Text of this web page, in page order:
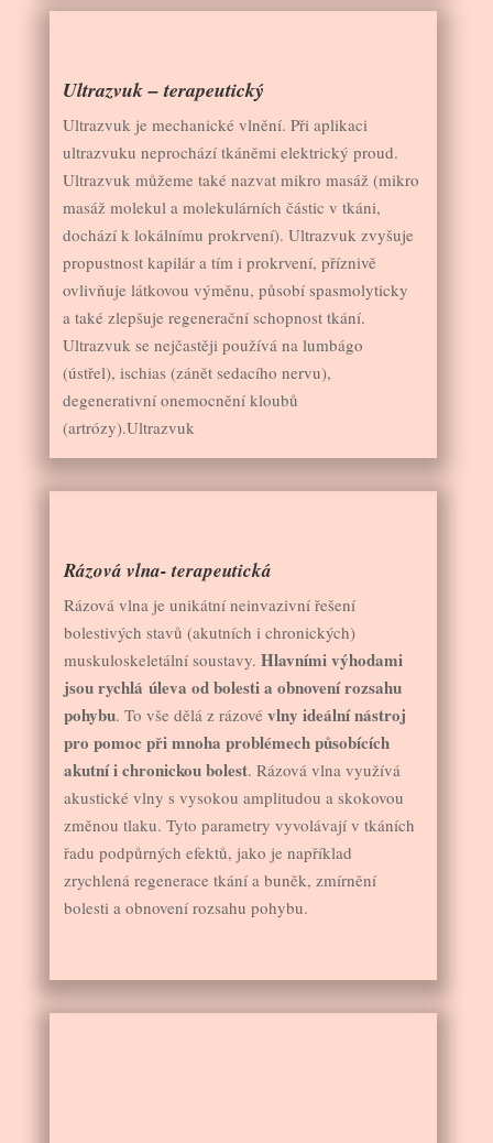
Ultrazvuk – terapeutický
Ultrazvuk je mechanické vlnění. Při aplikaci
ultrazvuku neprochází tkáněmi elektrický proud.
Ultrazvuk můžeme také nazvat mikro masáž (mikro
masáž molekul a molekulárních částic v tkáni,
dochází k lokálnímu prokrvení). Ultrazvuk zvyšuje
propustnost kapilár a tím i prokrvení, příznivě
ovlivňuje látkovou výměnu, působí spasmolyticky
a také zlepšuje regenerační schopnost tkání.
Ultrazvuk se nejčastěji používá na lumbágo
(ústřel), ischias (zánět sedacího nervu),
degenerativní onemocnění kloubů
(artrózy).Ultrazvuk
Rázová vlna- terapeutická
Rázová vlna je unikátní neinvazivní řešení
bolestivých stavů (akutních i chronických)
muskuloskeletální soustavy.Hlavními výhodami
jsou rychlá úleva od bolesti a obnovení rozsahu
pohybu. To vše dělá z rázovévlny ideální nástroj
pro pomoc při mnoha problémech působících
akutní i chronickou bolest. Rázová vlna ​využívá
akustické vlny s​ vysokou amplitudou a skokovou
změnou tlaku​​. ​Tyto parametry vyvolávají v tkáních
řadu podpůrných efektů, jako je například
zrychlená regenerace tkání a buněk, ​zmírnění
bolesti a obnovení rozsahu pohybu.